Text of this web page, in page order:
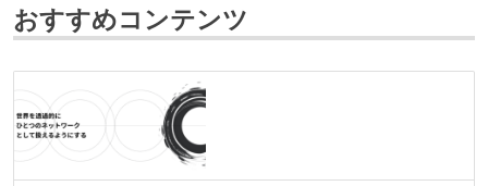
データベース
postgresql
情報共有ツール
おすすめコンテンツ